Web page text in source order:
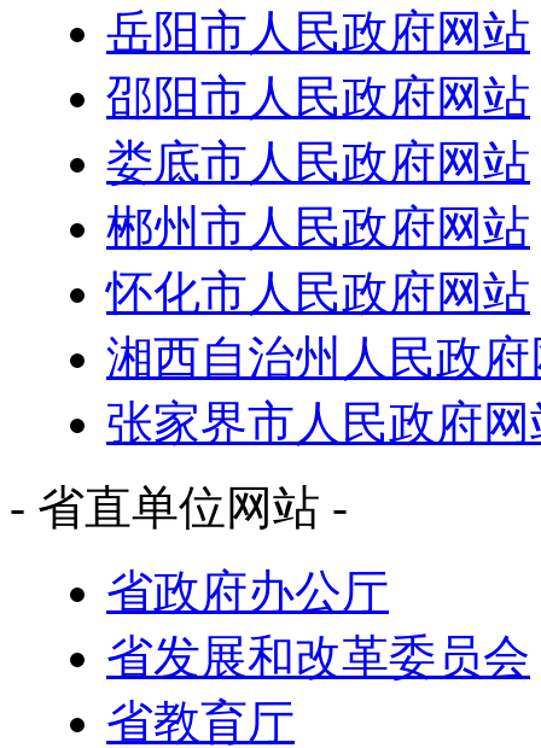
岳阳市人民政府网站
邵阳市人民政府网站
娄底市人民政府网站
郴州市人民政府网站
怀化市人民政府网站
湘西自治州人民政
张家界市人民政府网
- 省直单位网站 -
省政府办公厅
省发展和改革委员会
省教育厅